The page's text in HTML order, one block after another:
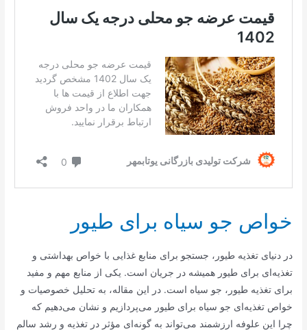
خواص جو سیاه برای طیور
در دنیای تغذیه طیور، جستجو برای منابع غذایی با خواص بهداشتی و
تغذیه‌ای برای طیور همیشه در جریان است. یکی از منابع مهم و مفید
برای تغذیه طیور، جو سیاه است. در این مقاله، به تحلیل خصوصیات و
خواص تغذیه‌ای جو سیاه برای طیور می‌پردازیم و نشان می‌دهیم که
چرا این علوفه ارزشمند می‌تواند به گونه‌ای مؤثر در تغذیه و رشد سالم